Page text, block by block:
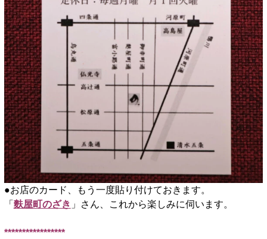
●お店のカード、もう一度貼り付けておきます。
「 麩屋町のざき 」さん、これから楽しみに伺います。
*****************